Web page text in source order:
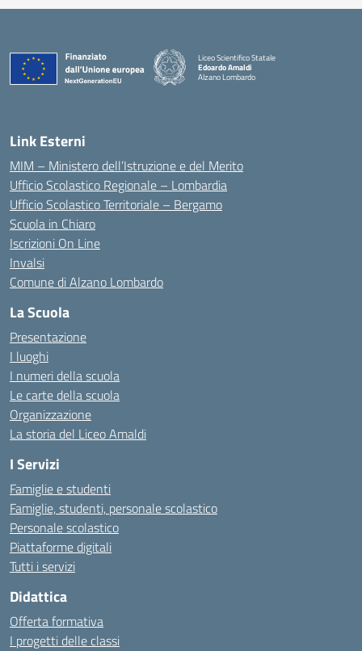
Liceo Scientifico Statale
Edoardo Amaldi
Alzano Lombardo
Link Esterni
MIM – Ministero dell’Istruzione e del Merito
Ufficio Scolastico Regionale – Lombardia
Ufficio Scolastico Territoriale – Bergamo
Scuola in Chiaro
Iscrizioni On Line
Invalsi
Comune di Alzano Lombardo
La Scuola
Presentazione
I luoghi
I numeri della scuola
Le carte della scuola
Organizzazione
La storia del Liceo Amaldi
I Servizi
Famiglie e studenti
Famiglie, studenti, personale scolastico
Personale scolastico
Piattaforme digitali
Tutti i servizi
Didattica
Offerta formativa
I progetti delle classi